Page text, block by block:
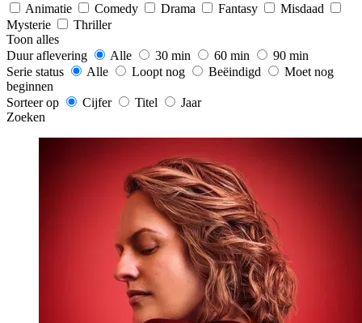
Animatie
Comedy Drama Fantasy
Misdaad
Mysterie
Thriller
Toon alles
Duur aflevering
Alle 30 min 60 min
90 min
Serie status
Alle Loopt nog Beëindigd
Moet nog
beginnen
Sorteer op
Cijfer Titel
Jaar
Zoeken